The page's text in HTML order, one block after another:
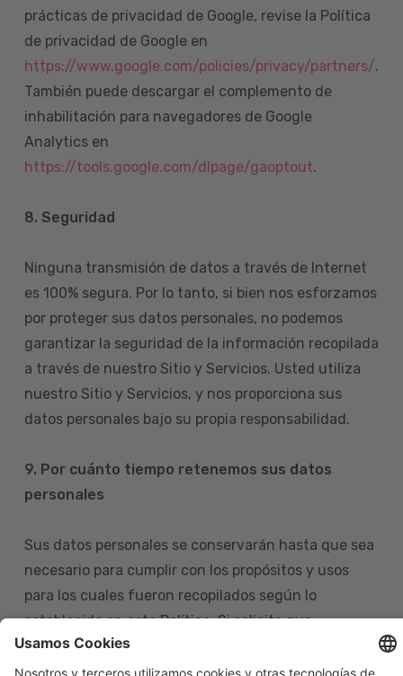
prácticas de privacidad de Google, revise la Política
de privacidad de Google en
https://www.google.com/policies/privacy/partners/.
También puede descargar el complemento de
inhabilitación para navegadores de Google
Analytics en
https://tools.google.com/dlpage/gaoptout.
8. Seguridad
Ninguna transmisión de datos a través de Internet
es 100% segura. Por lo tanto, si bien nos esforzamos
por proteger sus datos personales, no podemos
garantizar la seguridad de la información recopilada
a través de nuestro Sitio y Servicios. Usted utiliza
nuestro Sitio y Servicios, y nos proporciona sus
datos personales bajo su propia responsabilidad.
9. Por cuánto tiempo retenemos sus datos
personales
Sus datos personales se conservarán hasta que sea
necesario para cumplir con los propósitos y usos
para los cuales fueron recopilados según lo
establecido en esta Política. Si solicita que
eliminemos sus datos personales de nuestras bases
de datos, tenga en cuenta que igualmente